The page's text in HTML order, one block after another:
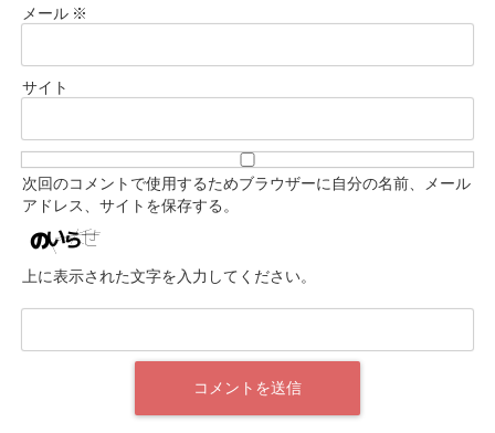
メール ※
サイト
次回のコメントで使用するためブラウザーに自分の名前、メール
アドレス、サイトを保存する。
上に表示された文字を入力してください。